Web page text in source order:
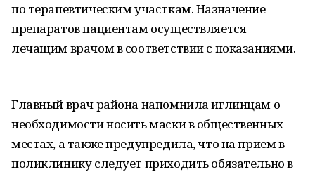
по терапевтическим участкам. Назначение
препаратов пациентам осуществляется
лечащим врачом в соответствии с показаниями.
Главный врач района напомнила иглинцам о
необходимости носить маски в общественных
местах, а также предупредила, что на прием в
поликлинику следует приходить обязательно в